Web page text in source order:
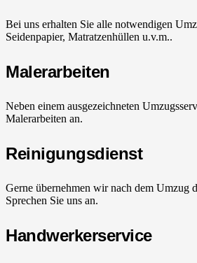
Bei uns erhalten Sie alle notwendigen
Seidenpapier, Matratzenhüllen u.v.m..
Malerarbeiten
Neben einem ausgezeichneten
Malerarbeiten an.
Reinigungsdienst
Gerne übernehmen wir nach dem Umzug
Sprechen Sie uns an.
Handwerkerservice